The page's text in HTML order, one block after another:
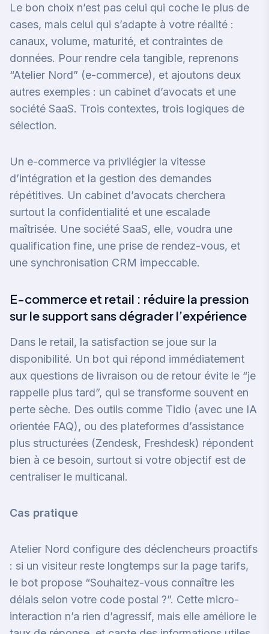
Le bon choix n’est pas celui qui coche le plus de
cases, mais celui qui s’adapte à votre réalité :
canaux, volume, maturité, et contraintes de
données. Pour rendre cela tangible, reprenons
“Atelier Nord” (e-commerce), et ajoutons deux
autres exemples : un cabinet d’avocats et une
société SaaS. Trois contextes, trois logiques de
sélection.
Un e-commerce va privilégier la vitesse
d’intégration et la gestion des demandes
répétitives. Un cabinet d’avocats cherchera
surtout la confidentialité et une escalade
maîtrisée. Une société SaaS, elle, voudra une
qualification fine, une prise de rendez-vous, et
une synchronisation CRM impeccable.
E-commerce et retail : réduire la pression
sur le support sans dégrader l’expérience
Dans le retail, la satisfaction se joue sur la
disponibilité. Un bot qui répond immédiatement
aux questions de livraison ou de retour évite le “je
rappelle plus tard”, qui se transforme souvent en
perte sèche. Des outils comme Tidio (avec une IA
orientée FAQ), ou des plateformes d’assistance
plus structurées (Zendesk, Freshdesk) répondent
bien à ce besoin, surtout si votre objectif est de
centraliser le multicanal.
Cas pratique
Atelier Nord configure des déclencheurs proactifs
: si un visiteur reste longtemps sur la page tarifs,
le bot propose “Souhaitez-vous connaître les
délais selon votre code postal ?”. Cette micro-
interaction n’a rien d’agressif, mais elle améliore le